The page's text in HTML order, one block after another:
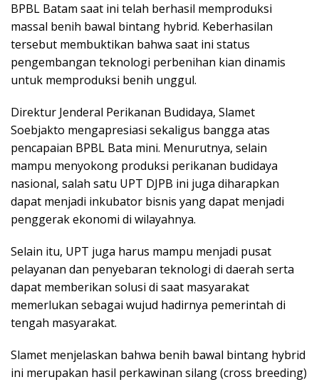
BPBL Batam saat ini telah berhasil memproduksi
massal benih bawal bintang hybrid. Keberhasilan
tersebut membuktikan bahwa saat ini status
pengembangan teknologi perbenihan kian dinamis
untuk memproduksi benih unggul.
Direktur Jenderal Perikanan Budidaya, Slamet
Soebjakto mengapresiasi sekaligus bangga atas
pencapaian BPBL Bata mini. Menurutnya, selain
mampu menyokong produksi perikanan budidaya
nasional, salah satu UPT DJPB ini juga diharapkan
dapat menjadi inkubator bisnis yang dapat menjadi
penggerak ekonomi di wilayahnya.
Selain itu, UPT juga harus mampu menjadi pusat
pelayanan dan penyebaran teknologi di daerah serta
dapat memberikan solusi di saat masyarakat
memerlukan sebagai wujud hadirnya pemerintah di
tengah masyarakat.
Slamet menjelaskan bahwa benih bawal bintang hybrid
ini merupakan hasil perkawinan silang (cross breeding)